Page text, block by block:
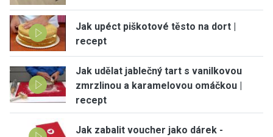
Jak upéct piškotové těsto na dort |
recept
Jak udělat jablečný tart s vanilkovou
zmrzlinou a karamelovou omáčkou |
recept
Jak zabalit voucher jako dárek -